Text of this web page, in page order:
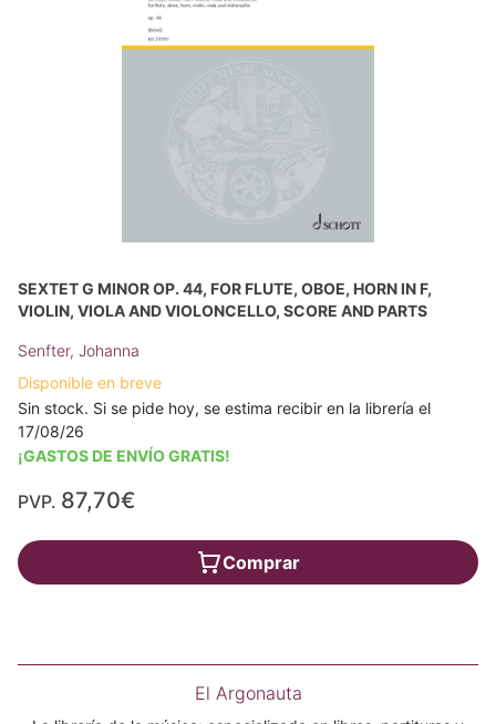
SEXTET G MINOR OP. 44, FOR FLUTE, OBOE, HORN IN F,
VIOLIN, VIOLA AND VIOLONCELLO, SCORE AND PARTS
Senfter, Johanna
Disponible en breve
Sin stock. Si se pide hoy, se estima recibir en la librería el
17/08/26
¡GASTOS DE ENVÍO GRATIS!
PVP. 87,70€
Comprar
El Argonauta